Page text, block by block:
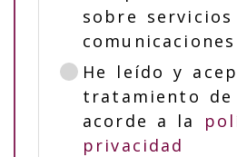
sobre servicios
He leído y
tratamiento
acorde a la
privacidad